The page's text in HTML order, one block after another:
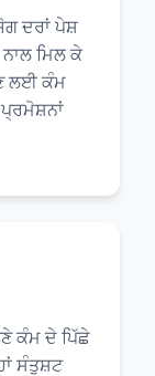
ਦਰਾਂ ਪੇਸ਼
ਮਿਲ ਕੇ
ਲਈ ਕੰਮ
ਕੰਮ ਦੇ ਪਿੱਛੇ
ਸੰਤੁਸ਼ਟ